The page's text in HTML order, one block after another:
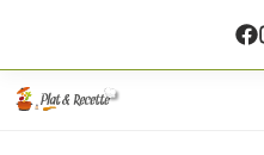
contenu